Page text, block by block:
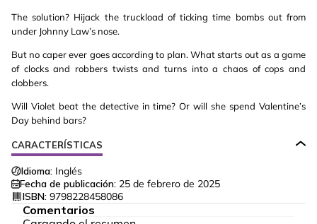
The solution? Hijack the truckload of ticking time bombs out from
under Johnny Law’s nose.
But no caper ever goes according to plan. What starts out as a game
of clocks and robbers twists and turns into a chaos of cops and
clobbers.
Will Violet beat the detective in time? Or will she spend Valentine’s
Day behind bars?
CARACTERÍSTICAS
Idioma: Inglés
Fecha de publicación: 25 de febrero de 2025
ISBN: 9798228458086
Comentarios